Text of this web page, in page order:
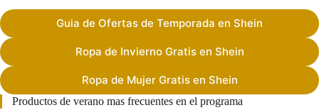
Guia de Ofertas de Temporada en Shein
Ropa de Invierno Gratis en Shein
Ropa de Mujer Gratis en Shein
Productos de verano mas frecuentes en el programa